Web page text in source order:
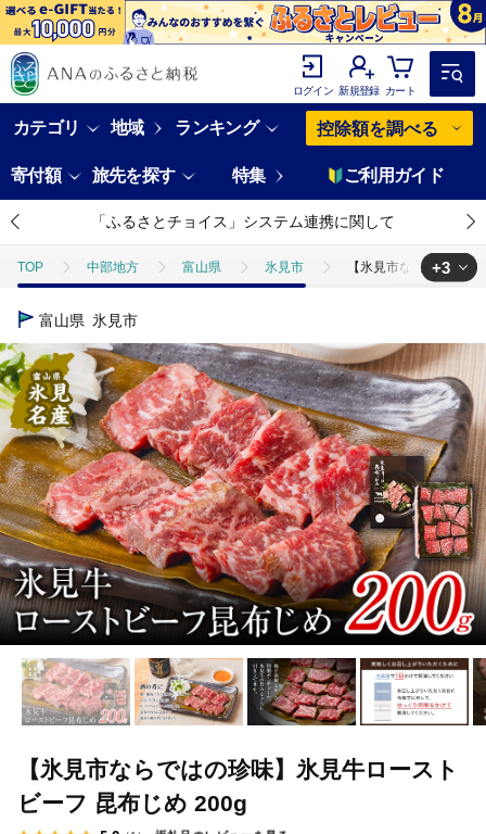
ログイン 新規登録 カート
カテゴリ 地域 ランキング 控除額を調べる
寄付額 旅先を探す 特集 ご利用ガイド
「ふるさとチョイス」システム連携に関して
TOP 中部地方 富山県 氷見市 【氷見市ならではの
TOP
TOP 肉 牛肉 ほかの牛肉 【氷見市ならではの珍味】
TOP 肉 加工肉 【氷見市ならではの珍味】氷見牛ロースト
+3
富山県 氷見市
【氷見市ならではの珍味】氷見牛ロースト
ビーフ 昆布じめ 200g